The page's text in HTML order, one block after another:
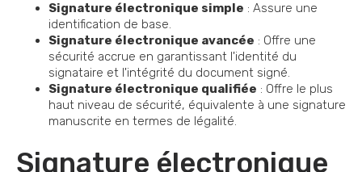
Signature électronique simple : Assure une
identification de base.
Signature électronique avancée : Offre une
sécurité accrue en garantissant l'identité du
signataire et l'intégrité du document signé.
Signature électronique qualifiée : Offre le plus
haut niveau de sécurité, équivalente à une signature
manuscrite en termes de légalité.
Signature électronique